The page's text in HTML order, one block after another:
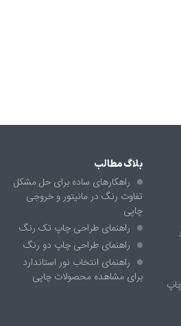
بلاگ مطالب
راهکارهای ساده برای حل مشکل
تفاوت رنگ در مانیتور و خروجی
چاپی
راهنمای طراحی چاپ تک رنگ
راهنمای طراحی چاپ دو رنگ
راهنمای انتخاب نور استاندارد
برای مشاهده محصولات چاپی